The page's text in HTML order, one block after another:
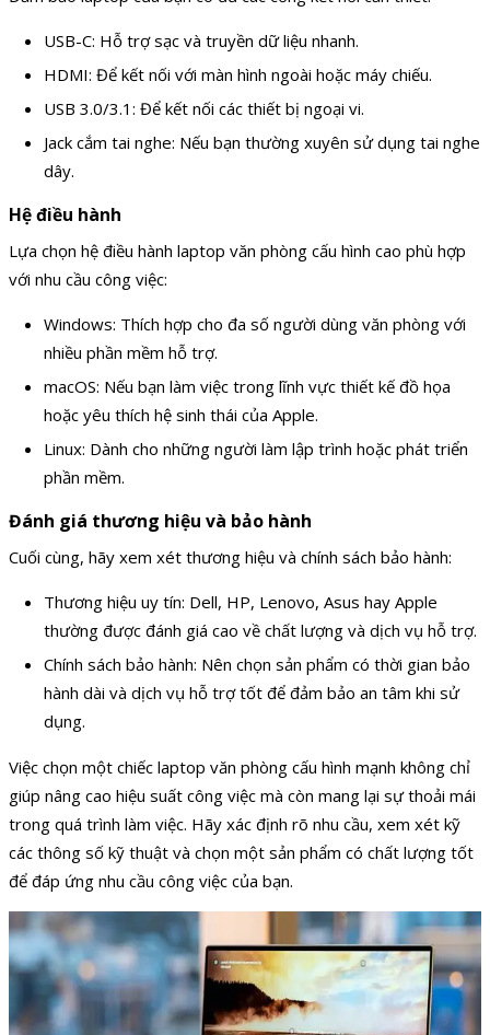
USB-C: Hỗ trợ sạc và truyền dữ liệu nhanh.
HDMI: Để kết nối với màn hình ngoài hoặc máy chiếu.
USB 3.0/3.1: Để kết nối các thiết bị ngoại vi.
Jack cắm tai nghe: Nếu bạn thường xuyên sử dụng tai nghe
dây.
Hệ điều hành
Lựa chọn hệ điều hành laptop văn phòng cấu hình cao phù hợp
với nhu cầu công việc:
Windows: Thích hợp cho đa số người dùng văn phòng với
nhiều phần mềm hỗ trợ.
macOS: Nếu bạn làm việc trong lĩnh vực thiết kế đồ họa
hoặc yêu thích hệ sinh thái của Apple.
Linux: Dành cho những người làm lập trình hoặc phát triển
phần mềm.
Đánh giá thương hiệu và bảo hành
Cuối cùng, hãy xem xét thương hiệu và chính sách bảo hành:
Thương hiệu uy tín: Dell, HP, Lenovo, Asus hay Apple
thường được đánh giá cao về chất lượng và dịch vụ hỗ trợ.
Chính sách bảo hành: Nên chọn sản phẩm có thời gian bảo
hành dài và dịch vụ hỗ trợ tốt để đảm bảo an tâm khi sử
dụng.
Việc chọn một chiếc laptop văn phòng cấu hình mạnh không chỉ
giúp nâng cao hiệu suất công việc mà còn mang lại sự thoải mái
trong quá trình làm việc. Hãy xác định rõ nhu cầu, xem xét kỹ
các thông số kỹ thuật và chọn một sản phẩm có chất lượng tốt
để đáp ứng nhu cầu công việc của bạn.